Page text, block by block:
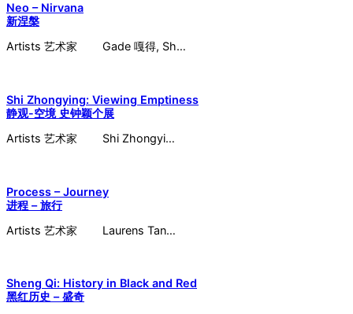
Neo – Nirvana
新涅槃
Artists 艺术家 Gade 嘎得, Sh…
Shi Zhongying: Viewing Emptiness
静观-空境 史钟颖个展
Artists 艺术家 Shi Zhongyi…
Process – Journey
进程 – 旅行
Artists 艺术家 Laurens Tan…
Sheng Qi: History in Black and Red
黑红历史 – 盛奇